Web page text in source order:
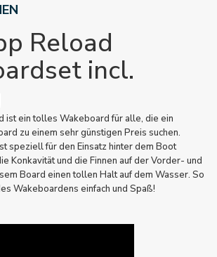
Reload
incl.
ist ein tolles Wakeboard für alle, die ein
zu einem sehr günstigen Preis suchen.
speziell für den Einsatz hinter dem Boot
Konkavität und die Finnen auf der Vorder- und
Board einen tollen Halt auf dem Wasser. So
Wakeboardens einfach und Spaß!